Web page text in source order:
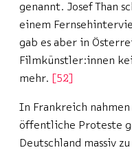
genannt. Josef Than
einem
gab es aber in
Filmkünstler:innen
mehr.
52
In Frankreich
öffentliche Proteste
Deutschland massiv